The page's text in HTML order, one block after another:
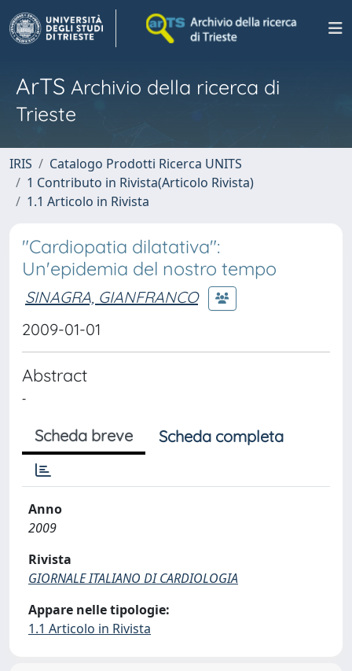
ArTS Archivio della ricerca di
Trieste
IRIS
Catalogo Prodotti Ricerca UNITS
1 Contributo in Rivista(Articolo Rivista)
1.1 Articolo in Rivista
"Cardiopatia dilatativa":
Un'epidemia del nostro tempo
SINAGRA, GIANFRANCO
2009-01-01
Abstract
-
Scheda breve Scheda completa
Anno
2009
Rivista
GIORNALE ITALIANO DI CARDIOLOGIA
Appare nelle tipologie:
1.1 Articolo in Rivista